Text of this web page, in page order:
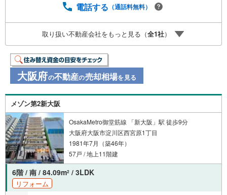
承ります！■【無料送迎】「小さなお子さまをつれて外出し
ください！営業スタッフがご自宅に伺って送迎致します！
【リフォーム相談】資格を持った専門スタッフがお悩みに
合わせてお話をうかがい、お客さまにぴったりの提案を行
います！■その他:物件相談、住宅ローン相談、ご質問、気
になること、何でもお気軽にご相談ください！
電話する （通話料無料）
取り扱い不動産会社をもっと見る（全1社）
大阪府の不動産の売却相場を見る
メゾン第2新大阪
OsakaMetro御堂筋線 「新大阪」駅 徒歩9分
大阪府大阪市淀川区西宮原1丁目
1981年7月（築46年）
57戸 / 地上11階建
6階 / 南 / 84.09m2 / 3LDK
リフォーム